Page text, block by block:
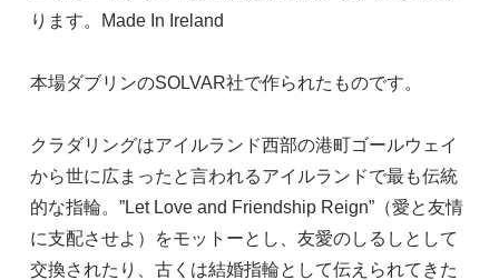
ります。Made In Ireland
本場ダブリンのSOLVAR社で作られたものです。
クラダリングはアイルランド西部の港町ゴールウェイ
から世に広まったと言われるアイルランドで最も伝統
的な指輪。”Let Love and Friendship Reign”（愛と友情
に支配させよ）をモットーとし、友愛のしるしとして
交換されたり、古くは結婚指輪として伝えられてきた